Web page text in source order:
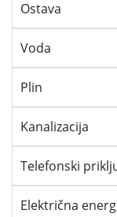
Ostava
Voda
Plin
Kanalizacija
Telefonski
Električna